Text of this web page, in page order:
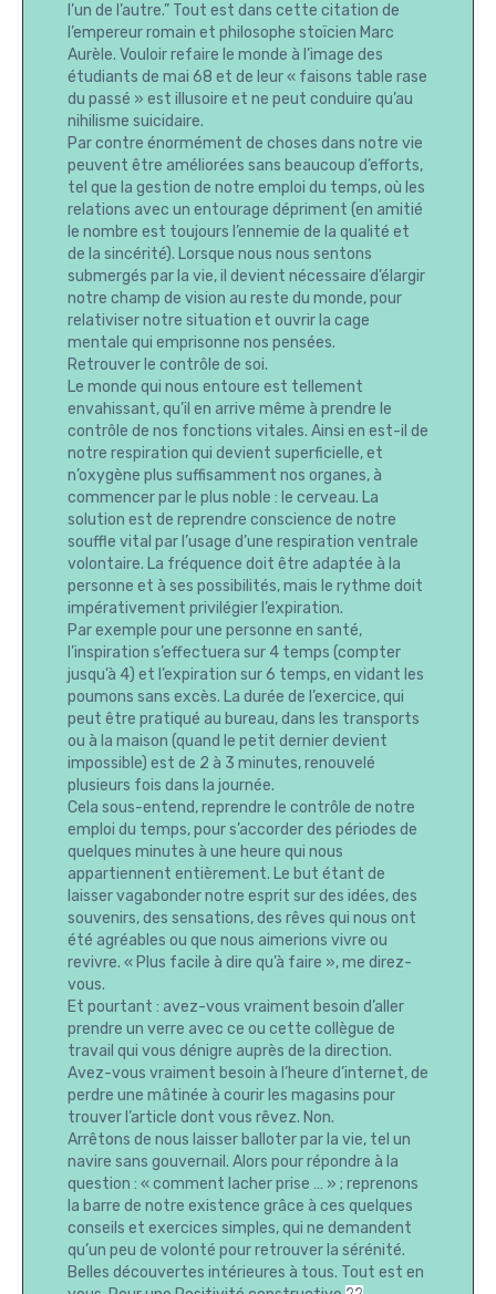
l’un de l’autre.” Tout est dans cette citation de
l’empereur romain et philosophe stoïcien Marc
Aurèle. Vouloir refaire le monde à l’image des
étudiants de mai 68 et de leur « faisons table rase
du passé » est illusoire et ne peut conduire qu’au
nihilisme suicidaire.
Par contre énormément de choses dans notre vie
peuvent être améliorées sans beaucoup d’efforts,
tel que la gestion de notre emploi du temps, où les
relations avec un entourage dépriment (en amitié
le nombre est toujours l’ennemie de la qualité et
de la sincérité). Lorsque nous nous sentons
submergés par la vie, il devient nécessaire d’élargir
notre champ de vision au reste du monde, pour
relativiser notre situation et ouvrir la cage
mentale qui emprisonne nos pensées.
Retrouver le contrôle de soi.
Le monde qui nous entoure est tellement
envahissant, qu’il en arrive même à prendre le
contrôle de nos fonctions vitales. Ainsi en est-il de
notre respiration qui devient superficielle, et
n’oxygène plus suffisamment nos organes, à
commencer par le plus noble : le cerveau. La
solution est de reprendre conscience de notre
souffle vital par l’usage d’une respiration ventrale
volontaire. La fréquence doit être adaptée à la
personne et à ses possibilités, mais le rythme doit
impérativement privilégier l’expiration.
Par exemple pour une personne en santé,
l’inspiration s’effectuera sur 4 temps (compter
jusqu’à 4) et l’expiration sur 6 temps, en vidant les
poumons sans excès. La durée de l’exercice, qui
peut être pratiqué au bureau, dans les transports
ou à la maison (quand le petit dernier devient
impossible) est de 2 à 3 minutes, renouvelé
plusieurs fois dans la journée.
Cela sous-entend, reprendre le contrôle de notre
emploi du temps, pour s’accorder des périodes de
quelques minutes à une heure qui nous
appartiennent entièrement. Le but étant de
laisser vagabonder notre esprit sur des idées, des
souvenirs, des sensations, des rêves qui nous ont
été agréables ou que nous aimerions vivre ou
revivre. « Plus facile à dire qu’à faire », me direz-
vous.
Et pourtant : avez-vous vraiment besoin d’aller
prendre un verre avec ce ou cette collègue de
travail qui vous dénigre auprès de la direction.
Avez-vous vraiment besoin à l’heure d’internet, de
perdre une mâtinée à courir les magasins pour
trouver l’article dont vous rêvez. Non.
Arrêtons de nous laisser balloter par la vie, tel un
navire sans gouvernail. Alors pour répondre à la
question : « comment lacher prise … » ; reprenons
la barre de notre existence grâce à ces quelques
conseils et exercices simples, qui ne demandent
qu’un peu de volonté pour retrouver la sérénité.
Belles découvertes intérieures à tous. Tout est en